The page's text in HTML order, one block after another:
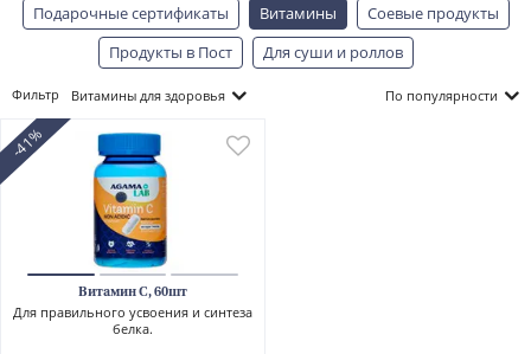
Фильтр Витамины для здоровья
Подарочные сертификаты Витамины
Соевые продукты
Продукты в Пост
Для суши и роллов
По популярности
-41%
Витамин C, 60шт
Для правильного усвоения и синтеза
белка.